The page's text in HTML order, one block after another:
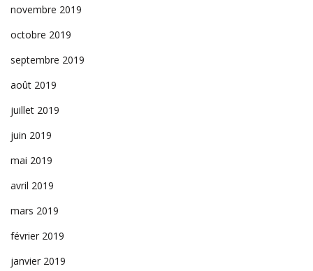
novembre 2019
octobre 2019
septembre 2019
août 2019
juillet 2019
juin 2019
mai 2019
avril 2019
mars 2019
février 2019
janvier 2019